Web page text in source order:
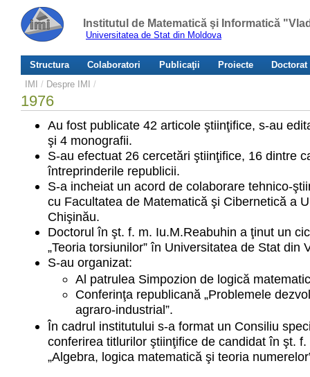
Institutul de Matematică şi Informatică
Universitatea de Stat din Moldova
Structura Colaboratori Publicaţii Proiecte
Doctorat
IMI / Despre IMI /
1976
Au fost publicate 42 articole ştiinţifice, s-au
şi 4 monografii.
S-au efectuat 26 cercetări ştiinţifice, 16 dintre
întreprinderile republicii.
S-a incheiat un acord de colaborare tehnico-
cu Facultatea de Matematică şi Cibernetică a
Chişinău.
Doctorul în şt. f. m. Iu.M.Reabuhin a ţinut un
„Teoria torsiunilor” în Universitatea de Stat din
S-au organizat:
Al patrulea Simpozion de logică
Conferinţa republicană „Problemele
agraro-industrial”.
În cadrul institutului s-a format un Consiliu
conferirea titlurilor ştiinţifice de candidat în şt.
„Algebra, logica matematică şi teoria